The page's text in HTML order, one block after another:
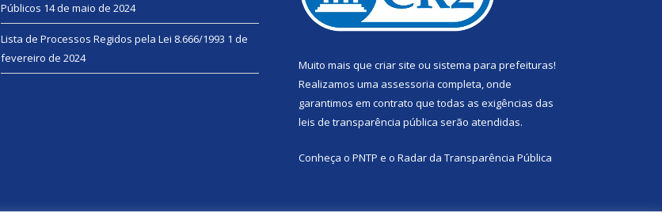
Públicos 14 de maio de 2024
Lista de Processos Regidos pela Lei 8.666/1993 1 de
fevereiro de 2024
Muito mais que criar site ou sistema para prefeituras!
Realizamos uma assessoria completa, onde
garantimos em contrato que todas as exigências das
leis de transparência pública serão atendidas.
Conheça o PNTP e o Radar da Transparência Pública